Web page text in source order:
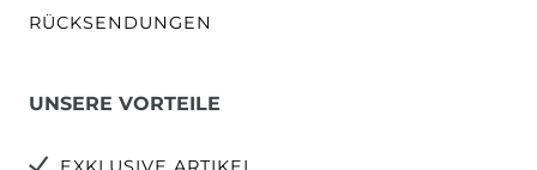
RÜCKSENDUNGEN
UNSERE VORTEILE